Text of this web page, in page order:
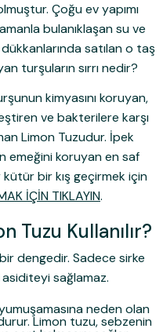
Çoğu ev yapımı
bulanıklaşan su ve
satılan o taş
turşuların sırrı nedir?
kimyasını koruyan,
ve bakterilere karşı
Limon Tuzudur. İpek
emeğini koruyan en saf
bir kış geçirmek için
İÇİN TIKLAYIN.
Tuzu Kullanılır?
dengedir. Sadece sirke
sağlamaz.
neden olan
Limon tuzu, sebzenin